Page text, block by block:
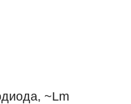
~Lm